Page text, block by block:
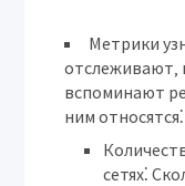
Метрики
отслеживают‚
вспоминают
ним относятся⁚
сетях⁚